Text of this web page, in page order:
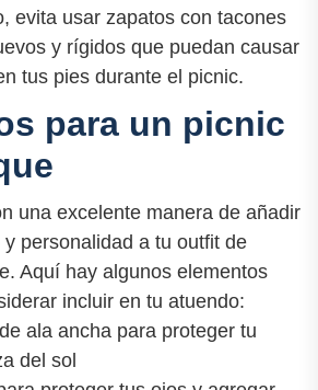
evita usar zapatos con tacones
y rígidos que puedan causar
tus pies durante el picnic.
para un picnic
una excelente manera de añadir
personalidad a tu outfit de
Aquí hay algunos elementos
incluir en tu atuendo:
ala ancha para proteger tu
del sol